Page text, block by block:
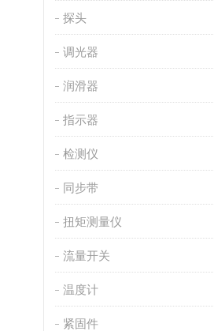
探头
调光器
润滑器
指示器
检测仪
同步带
扭矩测量仪
流量开关
温度计
紧固件